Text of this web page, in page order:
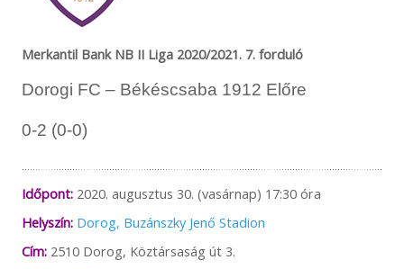
Merkantil Bank NB II Liga 2020/2021. 7. forduló
Dorogi FC – Békéscsaba 1912 Előre
0-2 (0-0)
Időpont:2020. augusztus 30. (vasárnap) 17:30 óra
Helyszín: Dorog, Buzánszky Jenő Stadion
Cím:2510 Dorog, Köztársaság út 3.